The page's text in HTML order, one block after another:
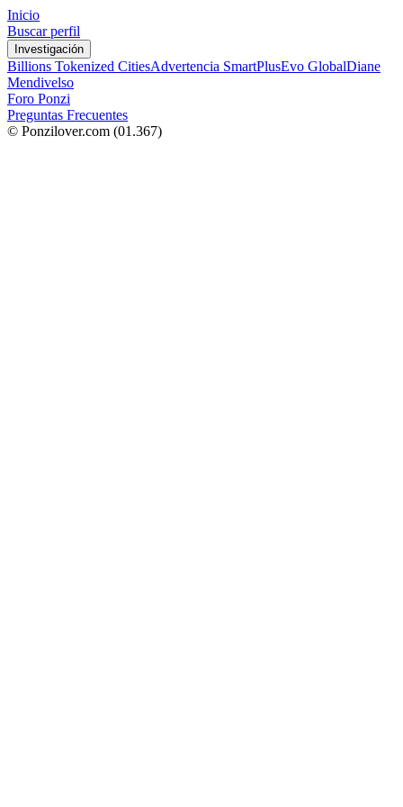
Inicio
Buscar perfil
Investigación
Billions Tokenized CitiesAdvertencia SmartPlusEvo GlobalDiane
Mendivelso
Foro Ponzi
Preguntas Frecuentes
© Ponzilover.com (01.367)